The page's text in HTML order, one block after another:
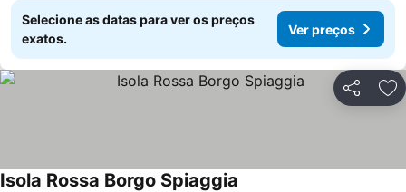
Selecione as datas para ver os preços
exatos.
Ver preços
Partilhar
Isola Rossa Borgo Spiaggia